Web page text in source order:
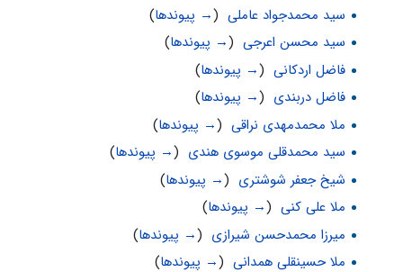
سید محمدجواد عاملی‏
(→ پیوندها)
سید محسن اعرجی‏
(→ پیوندها)
فاضل اردکانی‏
(→ پیوندها)
فاضل دربندی (→ پیوندها)
ملا محمدمهدی نراقی‏
(→ پیوندها)
سید محمدقلی موسوی هندی (→ پیوندها)
شیخ جعفر شوشتری (→ پیوندها)
ملا علی کنی‏
(→ پیوندها)
میرزا محمدحسن شیرازی (→ پیوندها)
ملا حسینقلی همدانی‏
(→ پیوندها)